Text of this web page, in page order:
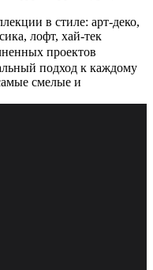
в стиле: арт-деко,
лофт, хай-тек
проектов
подход к каждому
смелые и